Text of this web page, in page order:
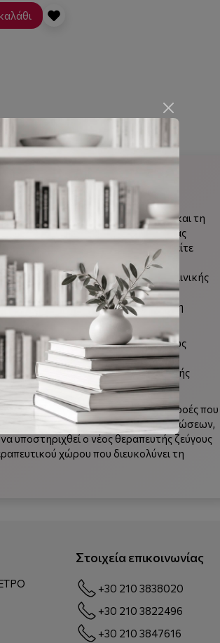
του 1950 κυρίως στην Ευρώπη και τη
μέθοδος. Η αρχική απουσία μιας
μοντέλου της ατομικής ανάλυσης είτε
Οι εξελίξεις εντός του
συνεκτικής θεωρητικής και κλινικής
του συντροφικού δεσμού,
επανάληψη του τραύματος και στη
κοινωνική αποδοχή της ως
που απειλούν την
και την πολυπλοκότητα μιας μικρής
ενός λειτουργικού δεσμού.
οι βασικές θεωρητικές επιρροές που
εξετάζονται, μέσω κλινικών περιπτώσεων,
υποστηριχθεί ο νέος θεραπευτής ζεύγους
χώρου που διευκολύνει τη
Στοιχεία επικοινωνίας
+30 210 3838020
+30 210 3822496
+30 210 3847616